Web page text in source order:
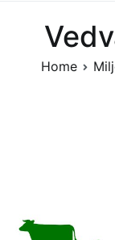
Home